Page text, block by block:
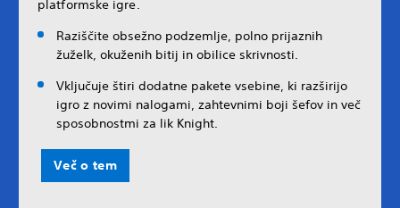
platformske igre.
Raziščite obsežno podzemlje, polno prijaznih
žuželk, okuženih bitij in obilice skrivnosti.
Vključuje štiri dodatne pakete vsebine, ki razširijo
igro z novimi nalogami, zahtevnimi boji šefov in več
sposobnostmi za lik Knight.
Več o tem